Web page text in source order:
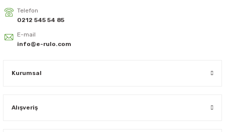
Telefon
0212 545 54 85
E-mail
info@e-rulo.com
Kurumsal
Alışveriş